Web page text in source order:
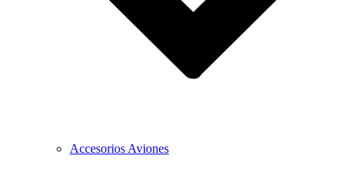
Accesorios Aviones